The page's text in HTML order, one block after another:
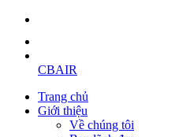
CBAIR
Trang chủ
Giới thiệu
Về chúng tôi